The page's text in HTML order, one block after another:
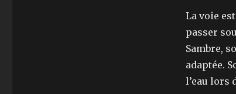
La voie
passer
Sambre,
adaptée.
l’eau lors